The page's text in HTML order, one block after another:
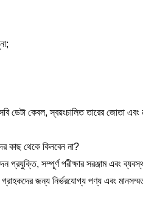
ডেটা কেবল, স্বয়ংচালিত তারের জোতা
কাছ থেকে কিনবেন না?
প্রযুক্তি, সম্পূর্ণ পরীক্ষার সরঞ্জাম এবং
জন্য নির্ভরযোগ্য পণ্য এবং মানসম্মত